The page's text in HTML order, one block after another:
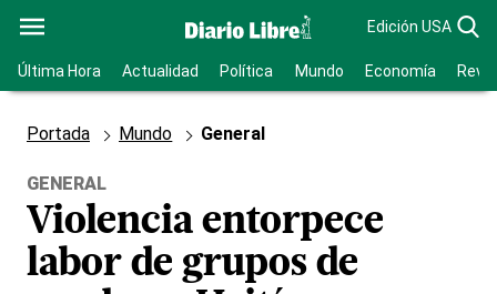
Edición USA
Última Hora Actualidad Política Mundo Economía
Portada Mundo General
GENERAL
Violencia entorpece
labor de grupos de